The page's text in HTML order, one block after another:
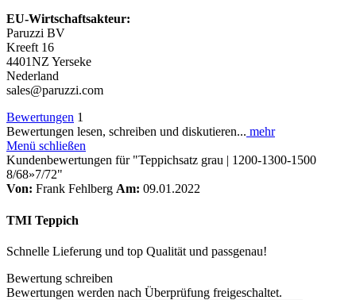
EU-Wirtschaftsakteur:
Paruzzi BV
Kreeft 16
4401NZ Yerseke
Nederland
sales@paruzzi.com
Bewertungen 1
Bewertungen lesen, schreiben und diskutieren... mehr
Menü schließen
Kundenbewertungen für "Teppichsatz grau | 1200-1300-1500
8/68»7/72"
Von: Frank Fehlberg Am: 09.01.2022
TMI Teppich
Schnelle Lieferung und top Qualität und passgenau!
Bewertung schreiben
Bewertungen werden nach Überprüfung freigeschaltet.